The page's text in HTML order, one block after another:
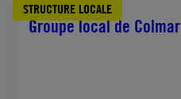
STRUCTURE LOCALE
18 juillet, 2024
Groupe local de Colmar